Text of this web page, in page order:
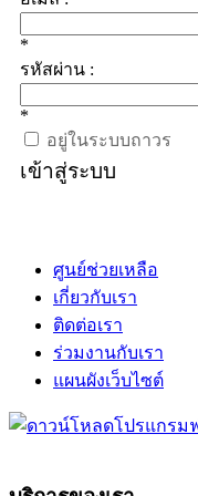
*
รหัสผ่าน :
*
อยู่ในระบบถาวร
เข้าสู่ระบบ
ศูนย์ช่วยเหลือ
เกี่ยวกับเรา
ติดต่อเรา
ร่วมงานกับเรา
แผนผังเว็บไซต์